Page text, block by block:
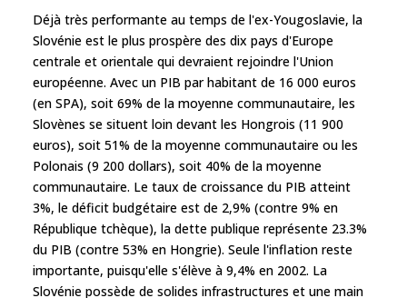
Déjà très performante au temps de l'ex-Yougoslavie, la
Slovénie est le plus prospère des dix pays d'Europe
centrale et orientale qui devraient rejoindre l'Union
européenne. Avec un PIB par habitant de 16 000 euros
(en SPA), soit 69% de la moyenne communautaire, les
Slovènes se situent loin devant les Hongrois (11 900
euros), soit 51% de la moyenne communautaire ou les
Polonais (9 200 dollars), soit 40% de la moyenne
communautaire. Le taux de croissance du PIB atteint
3%, le déficit budgétaire est de 2,9% (contre 9% en
République tchèque), la dette publique représente 23.3%
du PIB (contre 53% en Hongrie). Seule l'inflation reste
importante, puisqu'elle s'élève à 9,4% en 2002. La
Slovénie possède de solides infrastructures et une main